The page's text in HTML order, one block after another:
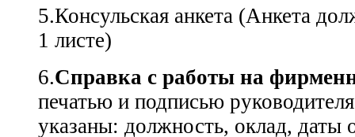
5.Консульская анкета (Анкета
1 листе)
6.Справка с работы на
печатью и подписью
указаны: должность, оклад, даты